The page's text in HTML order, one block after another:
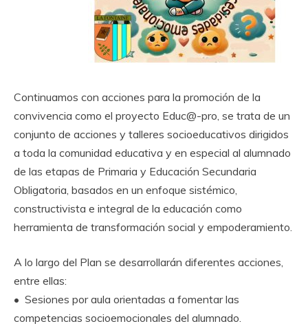
Continuamos con acciones para la promoción de la
convivencia como el proyecto Educ@-pro, se trata de un
conjunto de acciones y talleres socioeducativos dirigidos
a toda la comunidad educativa y en especial al alumnado
de las etapas de Primaria y Educación Secundaria
Obligatoria, basados en un enfoque sistémico,
constructivista e integral de la educación como
herramienta de transformación social y empoderamiento.
A lo largo del Plan se desarrollarán diferentes acciones,
entre ellas:
• Sesiones por aula orientadas a fomentar las
competencias socioemocionales del alumnado.